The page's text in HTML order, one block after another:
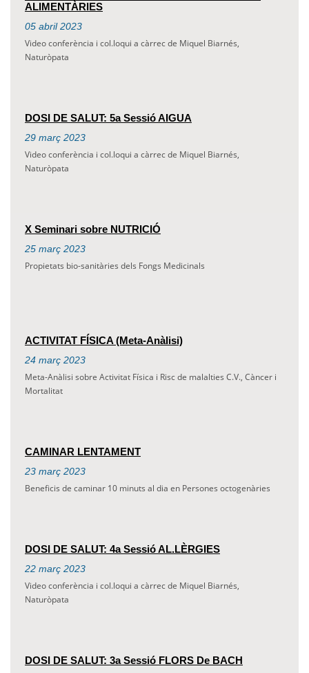
ALIMENTÀRIES
05 abril 2023
Video conferència i col.loqui a càrrec de Miquel Biarnés,
Naturòpata
DOSI DE SALUT: 5a Sessió AIGUA
29 març 2023
Video conferència i col.loqui a càrrec de Miquel Biarnés,
Naturòpata
X Seminari sobre NUTRICIÓ
25 març 2023
Propietats bio-sanitàries dels Fongs Medicinals
ACTIVITAT FÍSICA (Meta-Anàlisi)
24 març 2023
Meta-Anàlisi sobre Activitat Física i Risc de malalties C.V., Càncer i
Mortalitat
CAMINAR LENTAMENT
23 març 2023
Beneficis de caminar 10 minuts al dia en Persones octogenàries
DOSI DE SALUT: 4a Sessió AL.LÈRGIES
22 març 2023
Video conferència i col.loqui a càrrec de Miquel Biarnés,
Naturòpata
DOSI DE SALUT: 3a Sessió FLORS De BACH